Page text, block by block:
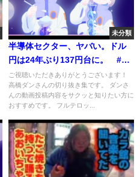
未分類
半導体セクター、ヤバい。ドル
円は24年ぶり137円台に。 #高
橋ダン 【切り抜き】 From
2022/6/30 ＃日本株 ＃ドル円 ＃
為替 ＃半導体
ご視聴いただきありがとうございます！
高橋ダンさんの切り抜き集です。 ダンさ
んの動画投稿内容をサクッと知りたい方に
おすすめです。 フルテロッ...